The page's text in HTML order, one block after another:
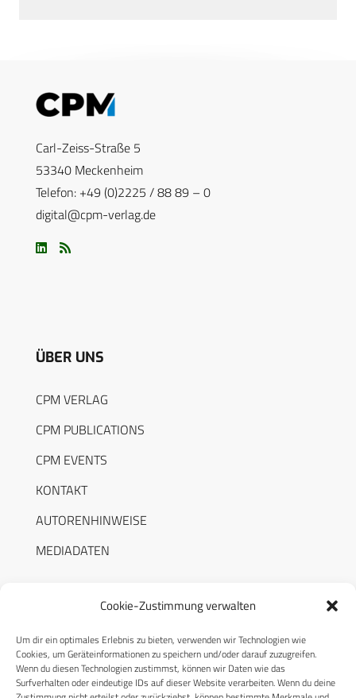
Cookie-Zustimmung verwalten
Um dir ein optimales Erlebnis zu bieten, verwenden wir Technologien wie
Cookies, um Geräteinformationen zu speichern und/oder darauf zuzugreifen.
Wenn du diesen Technologien zustimmst, können wir Daten wie das
Surfverhalten oder eindeutige IDs auf dieser Website verarbeiten. Wenn du deine
Carl-Zeiss-Straße 5
53340 Meckenheim
Telefon: +49 (0)2225 / 88 89 – 0
digital@cpm-verlag.de
ÜBER UNS
CPM VERLAG
CPM PUBLICATIONS
CPM EVENTS
KONTAKT
AUTORENHINWEISE
MEDIADATEN
RECHTLICHES
Datenschutzerklärung